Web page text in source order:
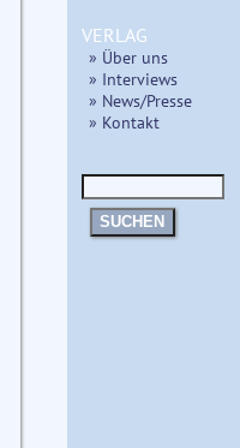
VERLAG
» Über uns
» Interviews
» News/Presse
» Kontakt
SUCHEN